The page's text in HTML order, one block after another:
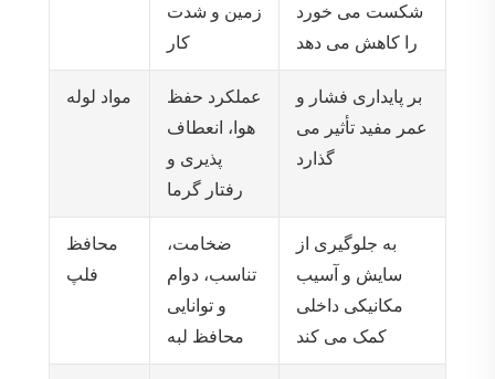
زمین و شدت
کار
شکست می خورد
را کاهش می دهد
مواد لوله
عملکرد حفظ
هوا، انعطاف
پذیری و
رفتار گرما
بر پایداری فشار و
عمر مفید تأثیر می
گذارد
محافظ
فلپ
ضخامت،
تناسب، دوام
و توانایی
محافظ لبه
به جلوگیری از
سایش و آسیب
مکانیکی داخلی
کمک می کند